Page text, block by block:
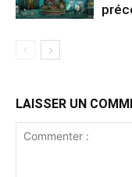
LAISSER UN